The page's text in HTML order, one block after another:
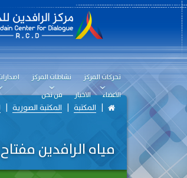
تحركات المركز نشاطات المركز
الاعضاء
الاخبار من نحن
المكتبة المكتبة الصورية
مياه الرافدين